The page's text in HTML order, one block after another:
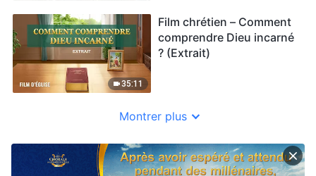
35:11
Film chrétien – Comment
comprendre Dieu incarné
? (Extrait)
Montrer plus